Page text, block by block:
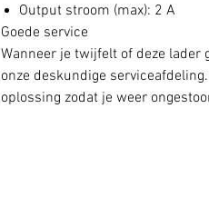
Output stroom (max): 2 A
Goede service
Wanneer je twijfelt of deze
onze deskundige
oplossing zodat je weer